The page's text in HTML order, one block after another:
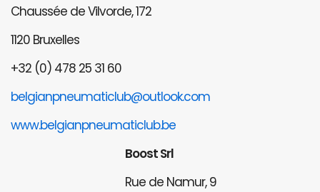
Chaussée de Vilvorde, 172
1120 Bruxelles
+32 (0) 478 25 31 60
belgianpneumaticlub@outlook.com
www.belgianpneumaticlub.be
Boost Srl
Rue de Namur, 9